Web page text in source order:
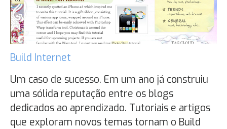
Build Internet
Um caso de sucesso. Em um ano já construiu
uma sólida reputação entre os blogs
dedicados ao aprendizado. Tutoriais e artigos
que exploram novos temas tornam o Build